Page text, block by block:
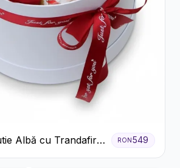
Albă cu Trandafiri
RON549